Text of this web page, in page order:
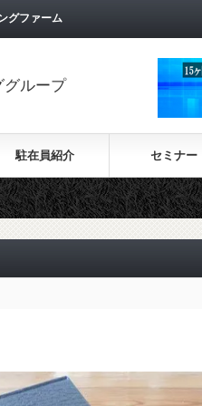
グファーム
グループ
駐在員紹介 セミナー